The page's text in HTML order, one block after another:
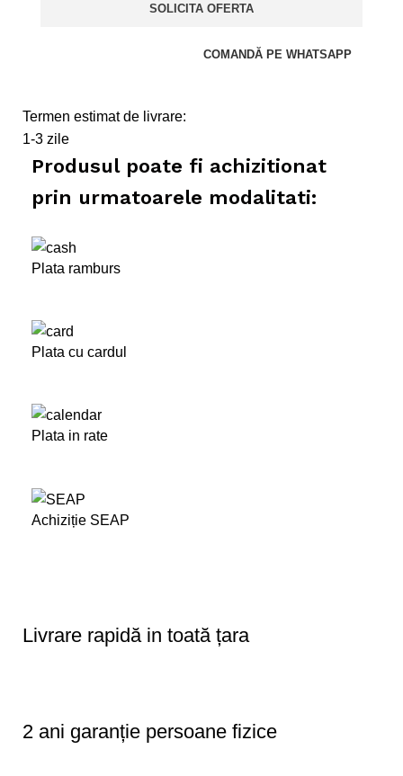
SOLICITA OFERTA
COMANDĂ PE WHATSAPP
Termen estimat de livrare:
1-3 zile
Produsul poate fi achizitionat
prin urmatoarele modalitati:
Plata ramburs
Plata cu cardul
Plata in rate
Achiziție SEAP
Livrare rapidă in toată țara
2 ani garanție persoane fizice